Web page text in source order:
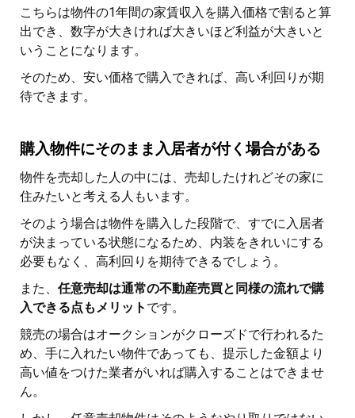
こちらは物件の1年間の家賃収入を購入価格で割ると算
出でき、数字が大きければ大きいほど利益が大きいと
いうことになります。
そのため、安い価格で購入できれば、高い利回りが期
待できます。
購入物件にそのまま入居者が付く場合がある
物件を売却した人の中には、売却したけれどその家に
住みたいと考える人もいます。
そのよう場合は物件を購入した段階で、すでに入居者
が決まっている状態になるため、内装をきれいにする
必要もなく、高利回りを期待できるでしょう。
また、 任意売却は通常の不動産売買と同様の流れで購
入できる点もメリット です。
競売の場合はオークションがクローズドで行われるた
め、手に入れたい物件であっても、提示した金額より
高い値をつけた業者がいれば購入することはできませ
ん。